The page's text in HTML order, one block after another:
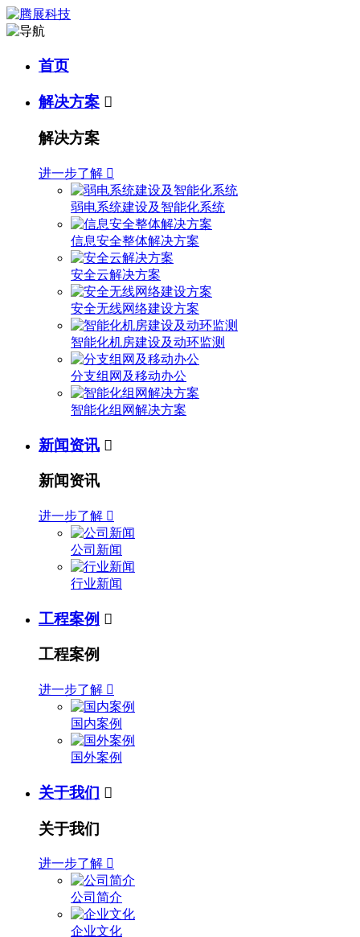
首页
解决方案 
解决方案
进一步了解 
弱电系统建设及智能化系统
信息安全整体解决方案
安全云解决方案
安全无线网络建设方案
智能化机房建设及动环监测
分支组网及移动办公
智能化组网解决方案
新闻资讯 
新闻资讯
进一步了解 
公司新闻
行业新闻
工程案例 
工程案例
进一步了解 
国内案例
国外案例
关于我们 
关于我们
进一步了解 
公司简介
企业文化